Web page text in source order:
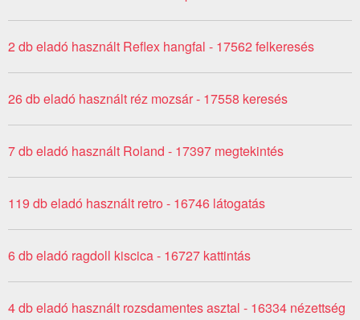
2 db eladó használt Reflex hangfal - 17562 felkeresés
26 db eladó használt réz mozsár - 17558 keresés
7 db eladó használt Roland - 17397 megtekintés
119 db eladó használt retro - 16746 látogatás
6 db eladó ragdoll kiscica - 16727 kattintás
4 db eladó használt rozsdamentes asztal - 16334 nézettség